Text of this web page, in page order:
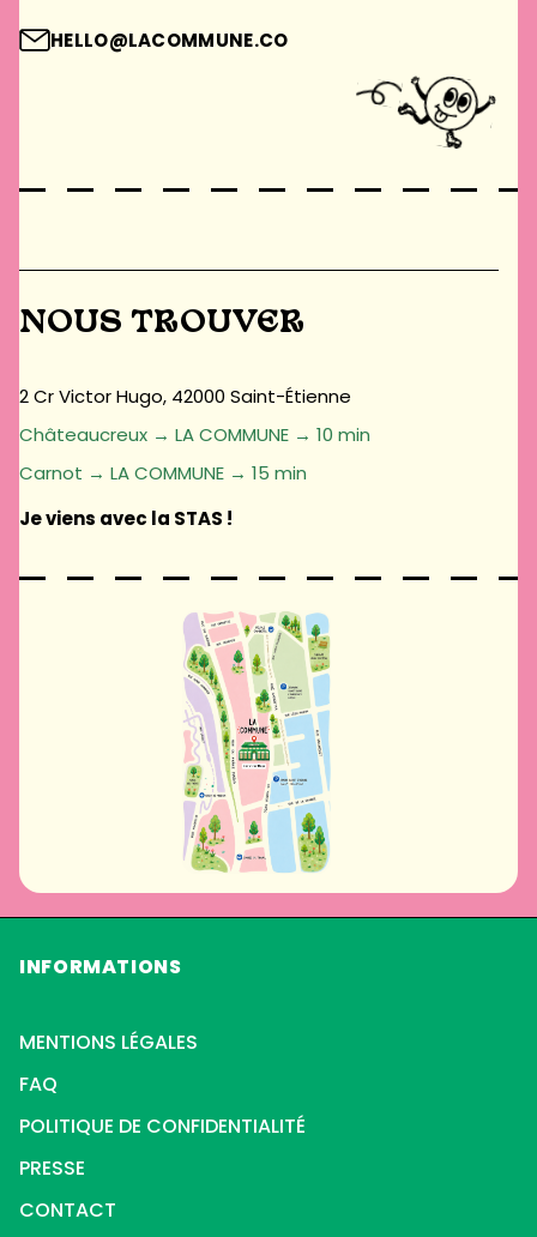
HELLO@LACOMMUNE.CO
NOUS TROUVER
2 Cr Victor Hugo, 42000 Saint-Étienne
Châteaucreux → LA COMMUNE → 10 min
Carnot → LA COMMUNE → 15 min
Je viens avec la STAS !
INFORMATIONS
MENTIONS LÉGALES
FAQ
POLITIQUE DE CONFIDENTIALITÉ
PRESSE
CONTACT